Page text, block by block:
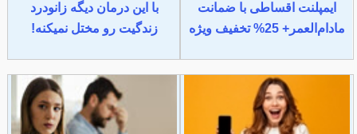
ایمپلنت اقساطی با ضمانت
مادام‌العمر+ 25% تخفیف ویژه
با این درمان دیگه زانودرد
زندگیت رو مختل نمیکنه!